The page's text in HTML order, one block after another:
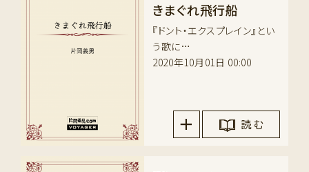
きまぐれ飛行船
『ドント・エクスプレイン』とい
う歌に…
2020年10月01日 00:00
読 む